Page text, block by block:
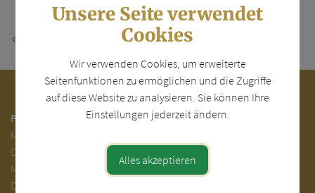
⇐ zurück
Parteienverkehr:
Mo.
Di.
7.00 - 12.00 und 13.00 - 18.00 Uhr
Mi. 7.00 - 12.00 Uhr
Do. 7.00 - 12.00 und 14.00 - 16.00 Uhr
Unsere Seite verwendet
Cookies
Wir verwenden Cookies, um erweiterte
Seitenfunktionen zu ermöglichen und die Zugriffe
auf diese Website zu analysieren. Sie können Ihre
Einstellungen jederzeit ändern.
Alles akzeptieren